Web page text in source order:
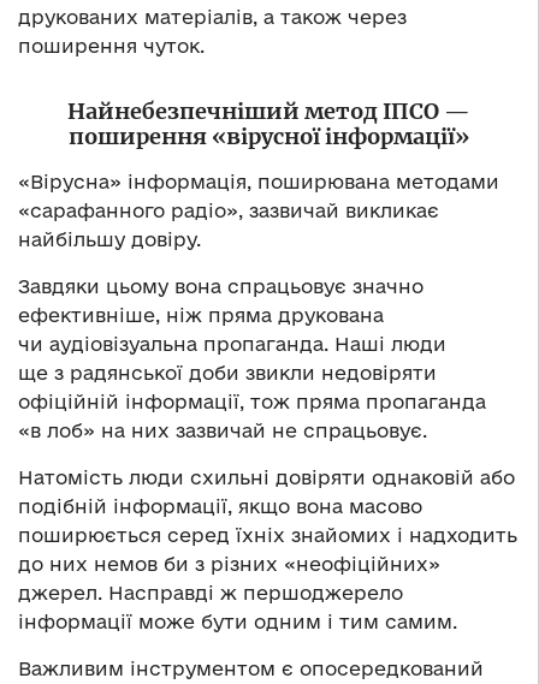
друкованих матеріалів, а також через
поширення чуток.
Найнебезпечніший метод ІПСО —
поширення «вірусної інформації»
«Вірусна» інформація, поширювана методами
«сарафанного радіо», зазвичай викликає
найбільшу довіру.
Завдяки цьому вона спрацьовує значно
ефективніше, ніж пряма друкована
чи аудіовізуальна пропаганда. Наші люди
ще з радянської доби звикли недовіряти
офіційній інформації, тож пряма пропаганда
«в лоб» на них зазвичай не спрацьовує.
Натомість люди схильні довіряти однаковій або
подібній інформації, якщо вона масово
поширюється серед їхніх знайомих і надходить
до них немов би з різних «неофіційних»
джерел. Насправді ж першоджерело
інформації може бути одним і тим самим.
Важливим інструментом є опосередкований